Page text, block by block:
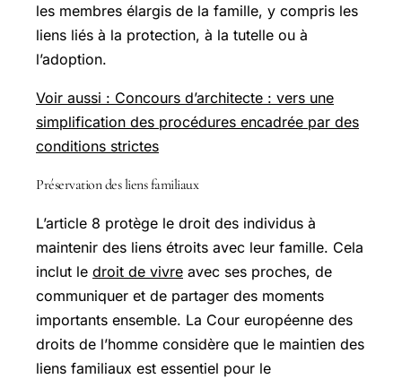
les membres élargis de la famille, y compris les
liens liés à la protection, à la tutelle ou à
l’adoption.
Voir aussi : Concours d’architecte : vers une
simplification des procédures encadrée par des
conditions strictes
Préservation des liens familiaux
L’article 8 protège le droit des individus à
maintenir des liens étroits avec leur famille. Cela
inclut le droit de vivre avec ses proches, de
communiquer et de partager des moments
importants ensemble. La Cour européenne des
droits de l’homme considère que le maintien des
liens familiaux est essentiel pour le